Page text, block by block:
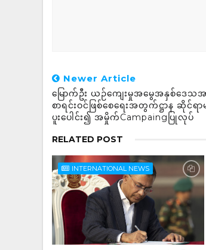
Newer Article
မြောက်ဦး ယဉ်ကျေးမှုအမွေအနှစ်ဒေသအ
စာရင်းဝင်ဖြစ်စေရေးအတွက်ဋ္ဌာန ဆိုင်ရာမ
ပူးပေါင်း၍ အမှိုက်Campaingပြုလုပ်
RELATED POST
INTERNATIONAL NEWS